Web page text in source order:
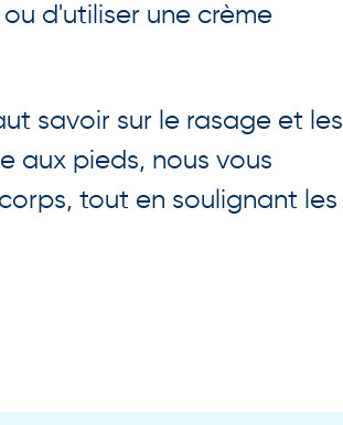
d'utiliser une crème
savoir sur le rasage et les
aux pieds, nous vous
tout en soulignant les